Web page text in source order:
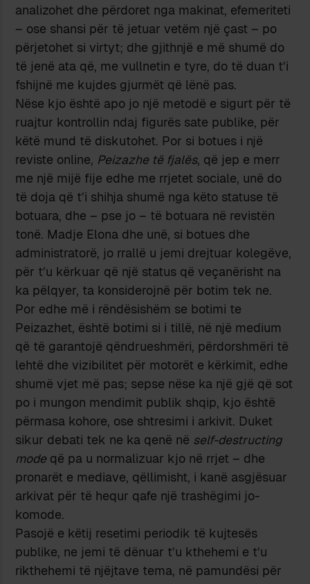
analizohet dhe përdoret nga makinat, efemeriteti
– ose shansi për të jetuar vetëm një çast – po
përjetohet si virtyt; dhe gjithnjë e më shumë do
të jenë ata që, me vullnetin e tyre, do të duan t’i
fshijnë me kujdes gjurmët që lënë pas.
Nëse kjo është apo jo një metodë e sigurt për të
ruajtur kontrollin ndaj figurës sate publike, për
këtë mund të diskutohet. Por si botues i një
reviste online, Peizazhe të fjalës, që jep e merr
me një mijë fije edhe me rrjetet sociale, unë do
të doja që t’i shihja shumë nga këto statuse të
botuara, dhe – pse jo – të botuara në revistën
tonë. Madje Elona dhe unë, si botues dhe
administratorë, jo rrallë u jemi drejtuar kolegëve,
për t’u kërkuar që një status që veçanërisht na
ka pëlqyer, ta konsiderojnë për botim tek ne.
Por edhe më i rëndësishëm se botimi te
Peizazhet, është botimi si i tillë, në një medium
që të garantojë qëndrueshmëri, përdorshmëri të
lehtë dhe vizibilitet për motorët e kërkimit, edhe
shumë vjet më pas; sepse nëse ka një gjë që sot
po i mungon mendimit publik shqip, kjo është
përmasa kohore, ose shtresimi i arkivit. Duket
sikur debati tek ne ka qenë në self-destructing
mode që pa u normalizuar kjo në rrjet – dhe
pronarët e mediave, qëllimisht, i kanë asgjësuar
arkivat për të hequr qafe një trashëgimi jo-
komode.
Pasojë e këtij resetimi periodik të kujtesës
publike, ne jemi të dënuar t’u kthehemi e t’u
rikthehemi të njëjtave tema, në pamundësi për